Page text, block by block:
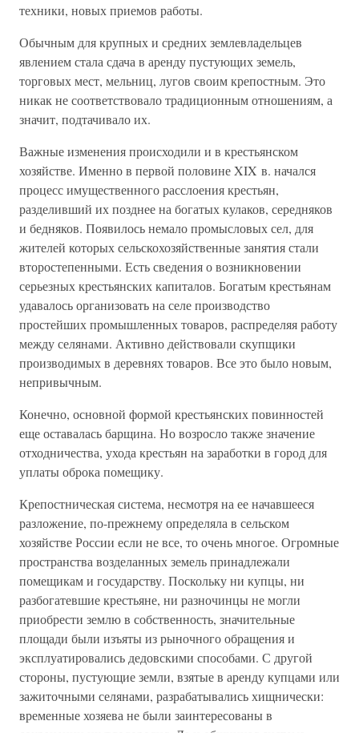
техники, новых приемов работы.
Обычным для крупных и средних землевладельцев
явлением стала сдача в аренду пустующих земель,
торговых мест, мельниц, лугов своим крепостным. Это
никак не соответствовало традиционным отношениям, а
значит, подтачивало их.
Важные изменения происходили и в крестьянском
хозяйстве. Именно в первой половине XIX в. начался
процесс имущественного расслоения крестьян,
разделивший их позднее на богатых кулаков, середняков
и бедняков. Появилось немало промысловых сел, для
жителей которых сельскохозяйственные занятия стали
второстепенными. Есть сведения о возникновении
серьезных крестьянских капиталов. Богатым крестьянам
удавалось организовать на селе производство
простейших промышленных товаров, распределяя работу
между селянами. Активно действовали скупщики
производимых в деревнях товаров. Все это было новым,
непривычным.
Конечно, основной формой крестьянских повинностей
еще оставалась барщина. Но возросло также значение
отходничества, ухода крестьян на заработки в город для
уплаты оброка помещику.
Крепостническая система, несмотря на ее начавшееся
разложение, по-прежнему определяла в сельском
хозяйстве России если не все, то очень многое. Огромные
пространства возделанных земель принадлежали
помещикам и государству. Поскольку ни купцы, ни
разбогатевшие крестьяне, ни разночинцы не могли
приобрести землю в собственность, значительные
площади были изъяты из рыночного обращения и
эксплуатировались дедовскими способами. С другой
стороны, пустующие земли, взятые в аренду купцами или
зажиточными селянами, разрабатывались хищнически:
временные хозяева не были заинтересованы в